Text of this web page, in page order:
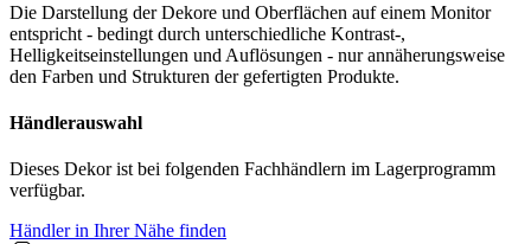
Die Darstellung der Dekore und Oberflächen auf einem Monitor
entspricht - bedingt durch unterschiedliche Kontrast-,
Helligkeitseinstellungen und Auflösungen - nur annäherungsweise
den Farben und Strukturen der gefertigten Produkte.
Händlerauswahl
Dieses Dekor ist bei folgenden Fachhändlern im Lagerprogramm
verfügbar.
Händler in Ihrer Nähe finden